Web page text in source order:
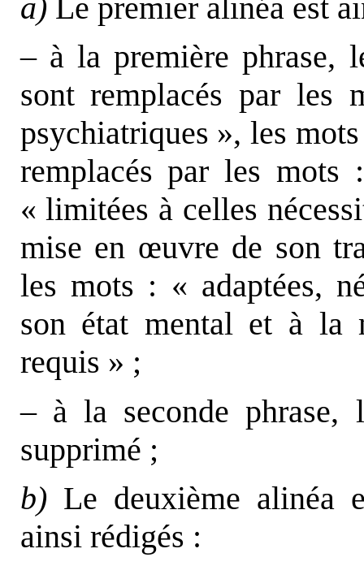
a) Le premier alinéa est
– à la première phrase,
sont remplacés par les
psychiatriques », les
remplacés par les
« limitées à celles
mise en œuvre de son
les mots : « adaptées,
son état mental et à
requis » ;
– à la seconde
supprimé ;
b) Le deuxième alinéa
ainsi rédigés :